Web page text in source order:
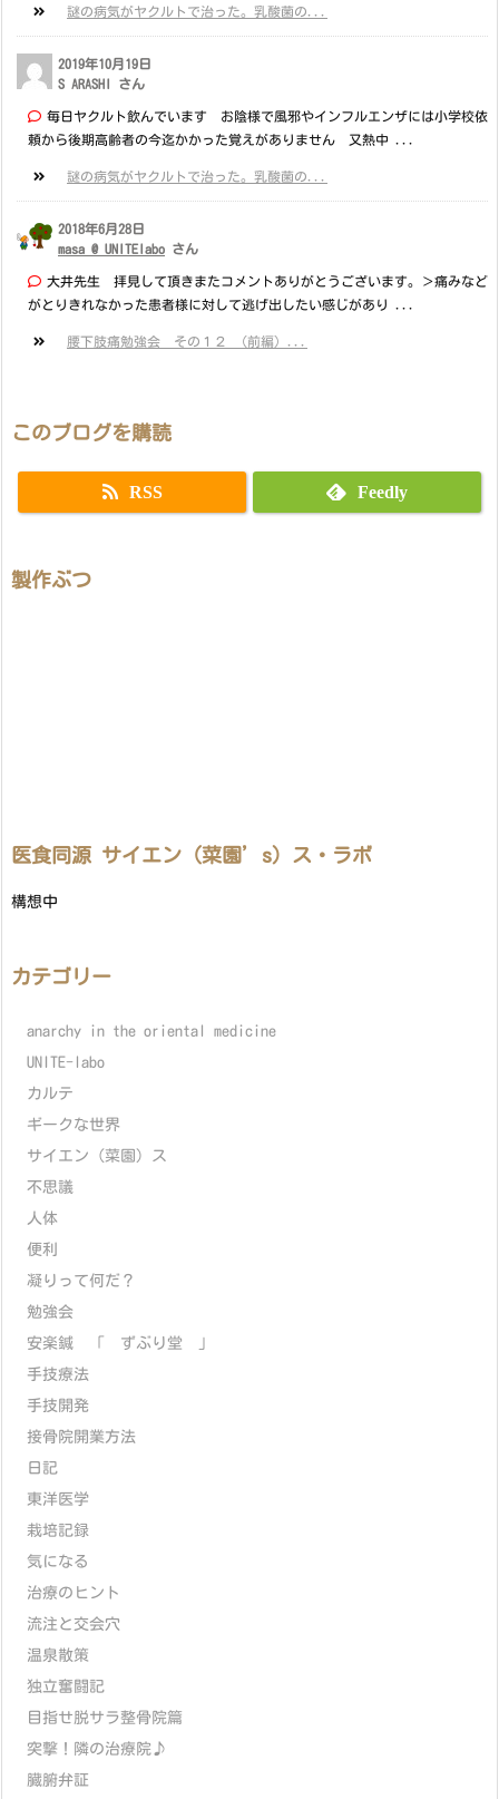
謎の病気がヤクルトで治った。乳酸菌の...
2019年10月19日
S ARASHI さん
毎日ヤクルト飲んでいます お陰様で風邪やインフルエンザには小学校依
頼から後期高齢者の今迄かかった覚えがありません 又熱中 ...
謎の病気がヤクルトで治った。乳酸菌の...
2018年6月28日
masa @ UNITElabo さん
大井先生 拝見して頂きまたコメントありがとうございます。＞痛みなど
がとりきれなかった患者様に対して逃げ出したい感じがあり ...
腰下肢痛勉強会 その１２ （前編）...
このブログを購読
RSS Feedly
製作ぶつ
医食同源 サイエン（菜園’s）ス・ラボ
構想中
カテゴリー
anarchy in the oriental medicine
UNITE-labo
カルテ
ギークな世界
サイエン（菜園）ス
不思議
人体
便利
凝りって何だ？
勉強会
安楽鍼 「 ずぶり堂 」
手技療法
手技開発
接骨院開業方法
日記
東洋医学
栽培記録
気になる
治療のヒント
流注と交会穴
温泉散策
独立奮闘記
目指せ脱サラ整骨院篇
突撃！隣の治療院♪
臓腑弁証